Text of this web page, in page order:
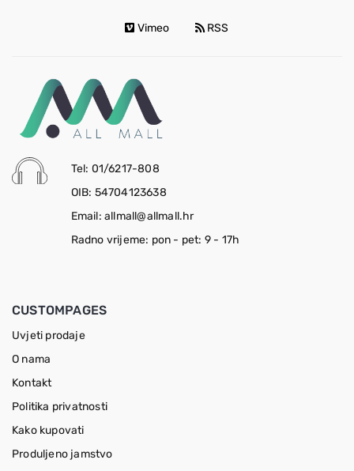
Vimeo RSS
Tel: 01/6217-808
OIB: 54704123638
Email: allmall@allmall.hr
Radno vrijeme: pon - pet: 9 - 17h
CUSTOMPAGES
Uvjeti prodaje
O nama
Kontakt
Politika privatnosti
Kako kupovati
Produljeno jamstvo